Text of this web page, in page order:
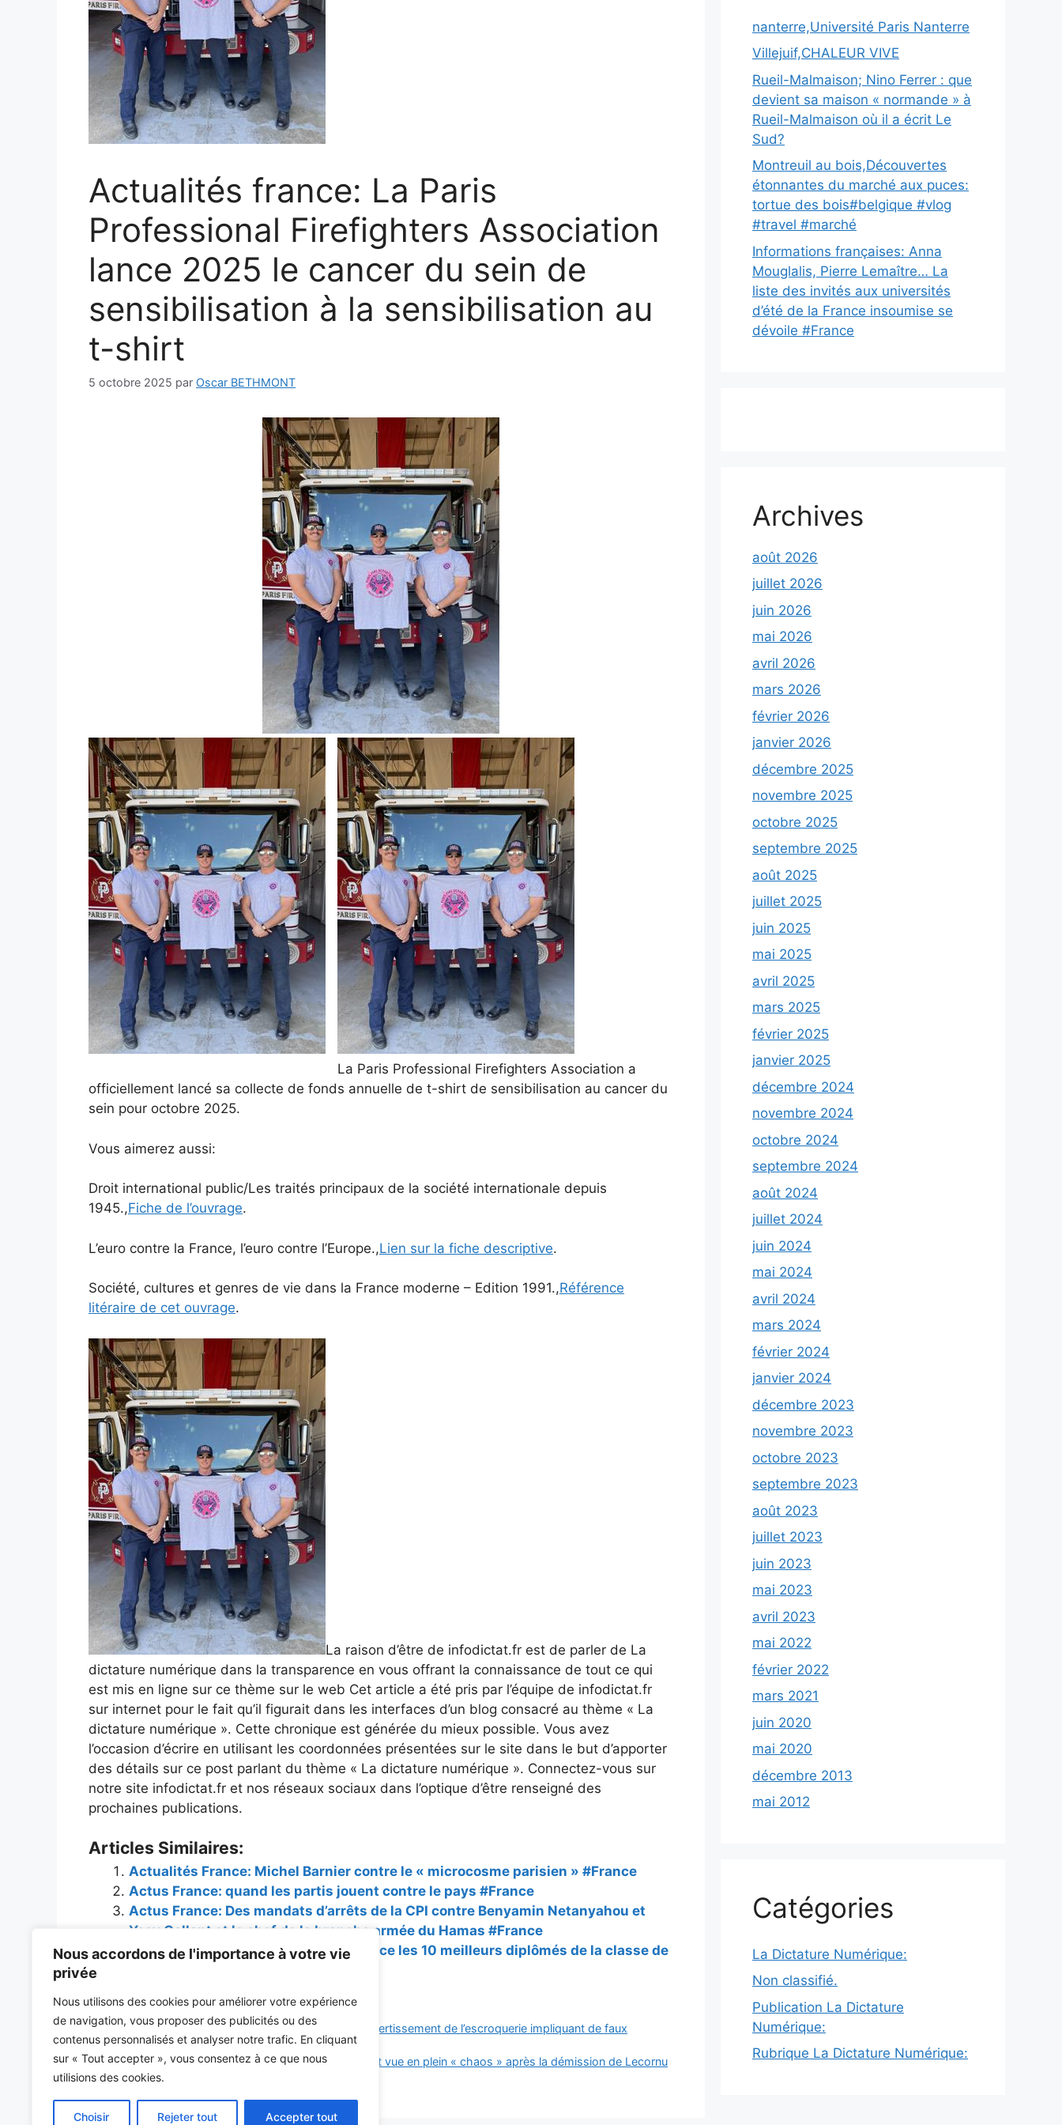
Nous accordons de l'importance à votre vie
privée
Nous utilisons des cookies pour améliorer votre expérience
de navigation, vous proposer des publicités ou des
contenus personnalisés et analyser notre trafic. En cliquant
sur « Tout accepter », vous consentez à ce que nous
utilisions des cookies.
Choisir Rejeter tout Accepter tout
Actualités france: La Paris
Professional Firefighters Association
lance 2025 le cancer du sein de
sensibilisation à la sensibilisation au
t-shirt
5 octobre 2025 par Oscar BETHMONT
La Paris Professional Firefighters Association a
officiellement lancé sa collecte de fonds annuelle de t-shirt de sensibilisation au cancer du
sein pour octobre 2025.
Vous aimerez aussi:
Droit international public/Les traités principaux de la société internationale depuis
1945.,Fiche de l’ouvrage.
L’euro contre la France, l’euro contre l’Europe.,Lien sur la fiche descriptive.
Société, cultures et genres de vie dans la France moderne – Edition 1991.,Référence
litéraire de cet ouvrage.
La raison d’être de infodictat.fr est de parler de La
dictature numérique dans la transparence en vous offrant la connaissance de tout ce qui
est mis en ligne sur ce thème sur le web Cet article a été pris par l’équipe de infodictat.fr
sur internet pour le fait qu’il figurait dans les interfaces d’un blog consacré au thème « La
dictature numérique ». Cette chronique est générée du mieux possible. Vous avez
l’occasion d’écrire en utilisant les coordonnées présentées sur le site dans le but d’apporter
des détails sur ce post parlant du thème « La dictature numérique ». Connectez-vous sur
notre site infodictat.fr et nos réseaux sociaux dans l’optique d’être renseigné des
prochaines publications.
Articles Similaires:
Actualités France: Michel Barnier contre le « microcosme parisien » #France
Actus France: quand les partis jouent contre le pays #France
Actus France: Des mandats d’arrêts de la CPI contre Benyamin Netanyahou et
Yoav Gallant et le chef de la branche armée du Hamas #France
Actus france: Le lycée de Paris annonce les 10 meilleurs diplômés de la classe de
Catégories
Rubrique La Dictature Numérique:
Infos france: Bureau du shérif du comté de River Avertissement de l’escroquerie impliquant de faux
cautionnements de cautionnement
Actualités nationales: depuis l’étranger, la France est vue en plein « chaos » après la démission de Lecornu
#France
nanterre,Université Paris Nanterre
Villejuif,CHALEUR VIVE
Rueil-Malmaison; Nino Ferrer : que
devient sa maison « normande » à
Rueil-Malmaison où il a écrit Le
Sud?
Montreuil au bois,Découvertes
étonnantes du marché aux puces:
tortue des bois#belgique #vlog
#travel #marché
Informations françaises: Anna
Mouglalis, Pierre Lemaître… La
liste des invités aux universités
d’été de la France insoumise se
dévoile #France
Archives
août 2026
juillet 2026
juin 2026
mai 2026
avril 2026
mars 2026
février 2026
janvier 2026
décembre 2025
novembre 2025
octobre 2025
septembre 2025
août 2025
juillet 2025
juin 2025
mai 2025
avril 2025
mars 2025
février 2025
janvier 2025
décembre 2024
novembre 2024
octobre 2024
septembre 2024
août 2024
juillet 2024
juin 2024
mai 2024
avril 2024
mars 2024
février 2024
janvier 2024
décembre 2023
novembre 2023
octobre 2023
septembre 2023
août 2023
juillet 2023
juin 2023
mai 2023
avril 2023
mai 2022
février 2022
mars 2021
juin 2020
mai 2020
décembre 2013
mai 2012
Catégories
La Dictature Numérique:
Non classifié.
Publication La Dictature
Numérique:
Rubrique La Dictature Numérique: